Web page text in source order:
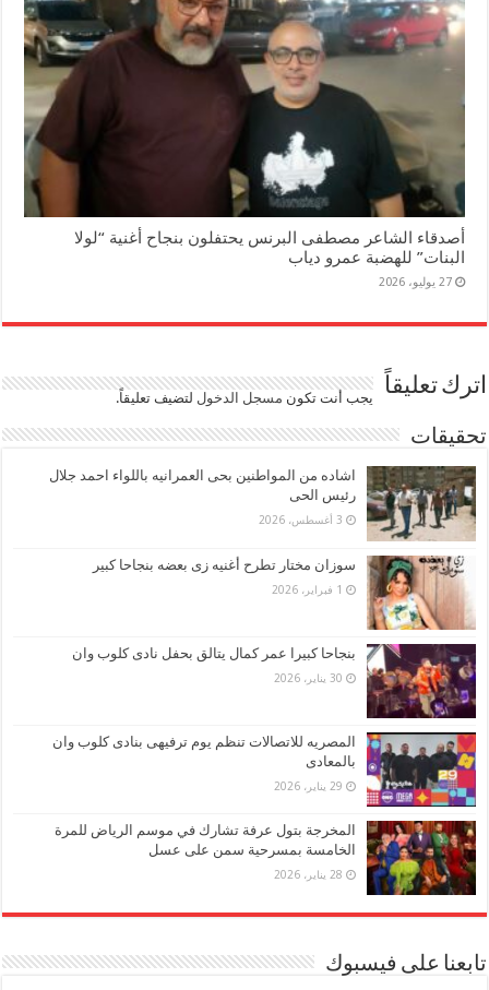
أصدقاء الشاعر مصطفى البرنس يحتفلون بنجاح أغنية “لولا
البنات” للهضبة عمرو دياب
27 يوليو، 2026
اترك تعليقاً يجب أنت تكون مسجل الدخول لتضيف تعليقاً.
تحقيقات
اشاده من المواطنين بحى العمرانيه باللواء احمد جلال
رئيس الحى
3 أغسطس، 2026
سوزان مختار تطرح أغنيه زى بعضه بنجاحا كبير
1 فبراير، 2026
بنجاحا كبيرا عمر كمال يتالق بحفل نادى كلوب وان
30 يناير، 2026
المصريه للاتصالات تنظم يوم ترفيهى بنادى كلوب وان
بالمعادى
29 يناير، 2026
المخرجة بتول عرفة تشارك في موسم الرياض للمرة
الخامسة بمسرحية سمن على عسل
28 يناير، 2026
تابعنا على فيسبوك